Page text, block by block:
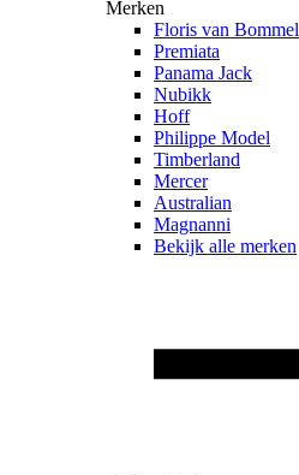
Merken
Floris van Bommel
Premiata
Panama Jack
Nubikk
Hoff
Philippe Model
Timberland
Mercer
Australian
Magnanni
Bekijk alle merken